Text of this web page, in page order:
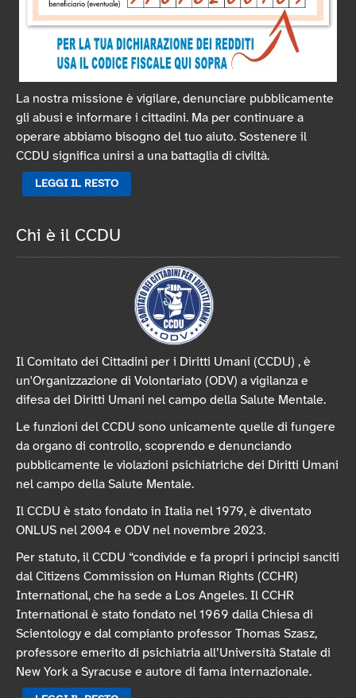
La nostra missione è vigilare, denunciare pubblicamente
gli abusi e informare i cittadini. Ma per continuare a
operare abbiamo bisogno del tuo aiuto. Sostenere il
CCDU significa unirsi a una battaglia di civiltà.
LEGGI IL RESTO
Chi è il CCDU
Il Comitato dei Cittadini per i Diritti Umani (CCDU) , è
un'Organizzazione di Volontariato (ODV) a vigilanza e
difesa dei Diritti Umani nel campo della Salute Mentale.
Le funzioni del CCDU sono unicamente quelle di fungere
da organo di controllo, scoprendo e denunciando
pubblicamente le violazioni psichiatriche dei Diritti Umani
nel campo della Salute Mentale.
Il CCDU è stato fondato in Italia nel 1979, è diventato
ONLUS nel 2004 e ODV nel novembre 2023.
Per statuto, il CCDU “condivide e fa propri i principi sanciti
dal Citizens Commission on Human Rights (CCHR)
International, che ha sede a Los Angeles. Il CCHR
International è stato fondato nel 1969 dalla Chiesa di
Scientology e dal compianto professor Thomas Szasz,
professore emerito di psichiatria all’Università Statale di
New York a Syracuse e autore di fama internazionale.